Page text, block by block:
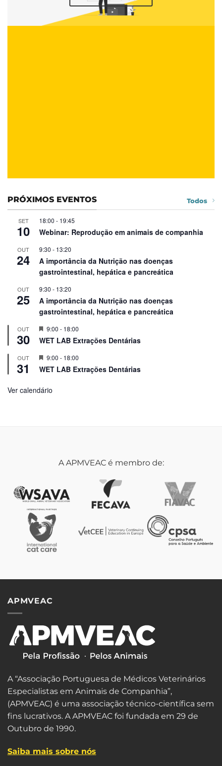
PRÓXIMOS EVENTOS Todos
SET
10
18:00 - 19:45
Webinar: Reprodução em animais de companhia
OUT
24
9:30 - 13:20
A importância da Nutrição nas doenças
gastrointestinal, hepática e pancreática
OUT
25
9:30 - 13:20
A importância da Nutrição nas doenças
gastrointestinal, hepática e pancreática
OUT
30
Em
Destaque!
9:00 - 18:00
WET LAB Extrações Dentárias
OUT
31
Em
Destaque!
9:00 - 18:00
WET LAB Extrações Dentárias
Ver calendário
A APMVEAC é membro de:
APMVEAC
A “Associação Portuguesa de Médicos Veterinários
Especialistas em Animais de Companhia”,
(APMVEAC) é uma associação técnico-científica sem
fins lucrativos. A APMVEAC foi fundada em 29 de
Outubro de 1990.
Saiba mais sobre nós